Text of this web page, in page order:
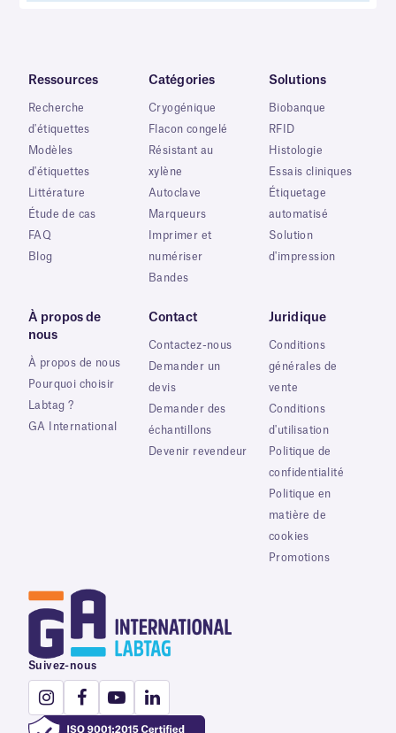
Ressources
Recherche
d'étiquettes
Modèles
d'étiquettes
Littérature
Étude de cas
FAQ
Blog
Catégories
Cryogénique
Flacon congelé
Résistant au
xylène
Autoclave
Marqueurs
Imprimer et
numériser
Bandes
Solutions
Biobanque
RFID
Histologie
Essais cliniques
Étiquetage
automatisé
Solution
d'impression
À propos de
nous
À propos de nous
Pourquoi choisir
Labtag ?
GA International
Contact
Contactez-nous
Demander un
devis
Demander des
échantillons
Devenir revendeur
Juridique
Conditions
générales de
vente
Conditions
d'utilisation
Politique de
confidentialité
Politique en
matière de
cookies
Promotions
Suivez-nous